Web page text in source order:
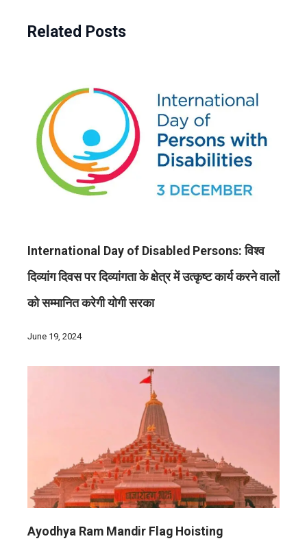
Related Posts
International Day of Disabled Persons: विश्व
दिव्यांग दिवस पर दिव्यांगता के क्षेत्र में उत्कृष्ट कार्य करने वालों
को सम्मानित करेगी योगी सरका
June 19, 2024
Ayodhya Ram Mandir Flag Hoisting